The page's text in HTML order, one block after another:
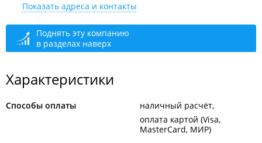
1-й этаж
закрыто, откроется в 09:00
Показать адреса и контакты
Поднять эту компанию
в разделах наверх
Характеристики
Способы оплаты
наличный расчёт
оплата картой (Visa,
MasterCard, МИР)